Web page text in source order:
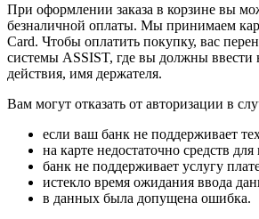
При оформлении заказа в корзине вы
безналичной оплаты. Мы принимаем
Card. Чтобы оплатить покупку, вас
системы ASSIST, где вы должны ввести
действия, имя держателя.
Вам могут отказать от авторизации в
если ваш банк не поддерживает
на карте недостаточно средств
банк не поддерживает услугу
истекло время ожидания ввода
в данных была допущена ошибка.